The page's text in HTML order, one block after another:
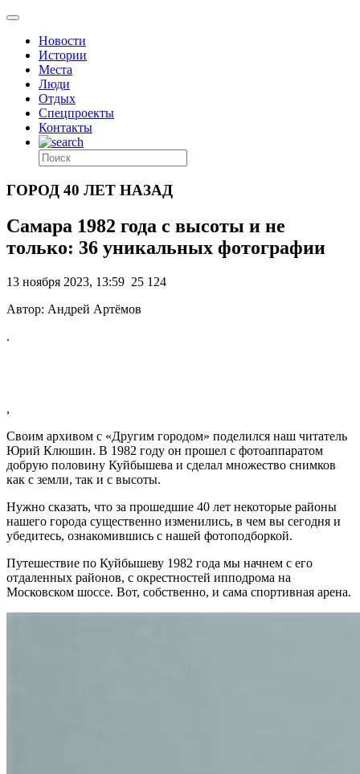
Новости
Истории
Места
Люди
Отдых
Спецпроекты
Контакты
ГОРОД 40 ЛЕТ НАЗАД
Самара 1982 года с высоты и не
только: 36 уникальных фотографии
13 ноября 2023, 13:59 25 124
Автор: Андрей Артёмов
.
,
Своим архивом с «Другим городом» поделился наш читатель
Юрий Клюшин. В 1982 году он прошел с фотоаппаратом
добрую половину Куйбышева и сделал множество снимков
как с земли, так и с высоты.
Нужно сказать, что за прошедшие 40 лет некоторые районы
нашего города существенно изменились, в чем вы сегодня и
убедитесь, ознакомившись с нашей фотоподборкой.
Путешествие по Куйбышеву 1982 года мы начнем с его
отдаленных районов, с окрестностей ипподрома на
Московском шоссе. Вот, собственно, и сама спортивная арена.